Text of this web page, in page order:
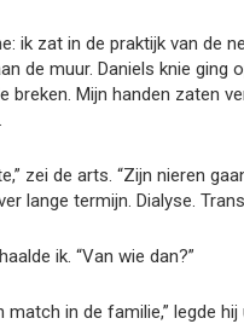
ik zat in de praktijk van de
de muur. Daniels knie ging
breken. Mijn handen zaten
zei de arts. “Zijn nieren
lange termijn. Dialyse.
ik. “Van wie dan?”
match in de familie,” legde hij